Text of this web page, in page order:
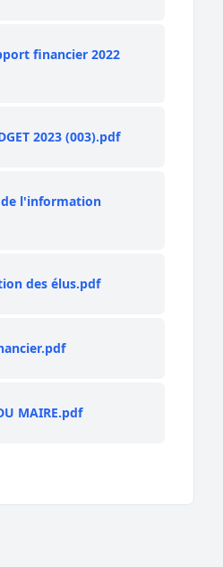
financier 2022
2023 (003).pdf
de l'information
des élus.pdf
MAIRE.pdf